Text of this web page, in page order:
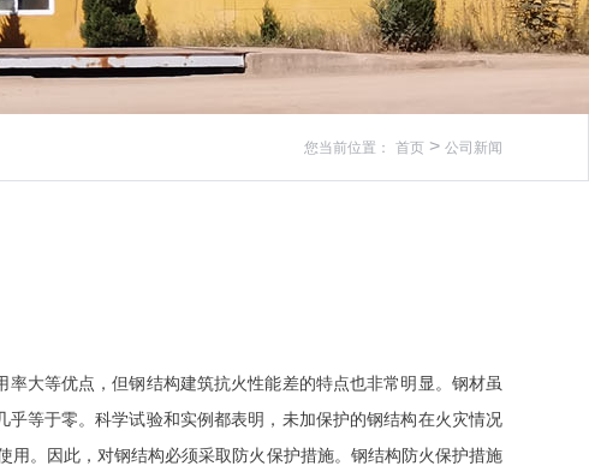
您当前位置： 首页 > 公司新闻
大等优点，但钢结构建筑抗火性能差的特点也非常明显。钢材虽
等于零。科学试验和实例都表明，未加保护的钢结构在火灾情况
用。因此，对钢结构必须采取防火保护措施。钢结构防火保护措施